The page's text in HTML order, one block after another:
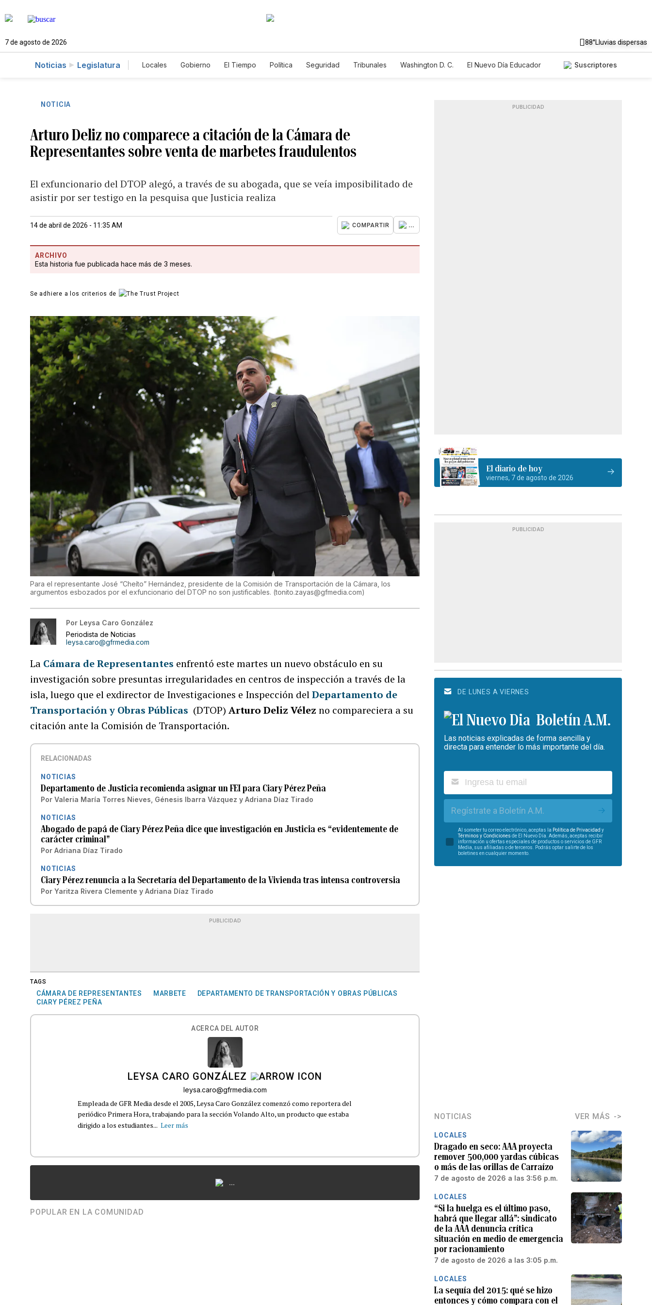
7 de agosto de 2026 88°Lluvias dispersas
Noticias Legislatura Locales Gobierno El Tiempo Política Seguridad Tribunales Washington D. C.
El Nuevo Día Educador
Suscriptores
NOTICIA
Arturo Deliz no comparece a citación de la Cámara de
Representantes sobre venta de marbetes fraudulentos
El exfuncionario del DTOP alegó, a través de su abogada, que se veía imposibilitado de
asistir por ser testigo en la pesquisa que Justicia realiza
14 de abril de 2026 - 11:35 AM COMPARTIR ...
ARCHIVO
Esta historia fue publicada hace más de 3 meses.
Se adhiere a los criterios de
Para el representante José “Cheíto” Hernández, presidente de la Comisión de Transportación de la Cámara, los
argumentos esbozados por el exfuncionario del DTOP no son justificables. (tonito.zayas@gfmedia.com)
Por Leysa Caro González
Periodista de Noticias
leysa.caro@gfrmedia.com
La Cámara de Representantes enfrentó este martes un nuevo obstáculo en su
investigación sobre pre­sun­tas irregu­la­ri­da­des en cen­tros de ins­pec­ción a través de la
isla, luego que el exdirector de Investigaciones e Inspección delDepartamento de
Transportación y Obras Públicas (DTOP)Arturo Deliz Vélez no compareciera a su
citación ante la Comisión de Transportación.
RELACIONADAS
NOTICIAS
Departamento de Justicia recomienda asignar un FEI para Ciary Pérez Peña
Por Valeria María Torres Nieves Génesis Ibarra Vázquez yAdriana Díaz Tirado
NOTICIAS
Abogado de papá de Ciary Pérez Peña dice que investigación en Justicia es “evidentemente de
carácter criminal”
Por Adriana Díaz Tirado
NOTICIAS
Ciary Pérez renuncia a la Secretaría del Departamento de la Vivienda tras intensa controversia
Por Yaritza Rivera Clemente yAdriana Díaz Tirado
PUBLICIDAD
TAGS
CÁMARA DE REPRESENTANTES MARBETE
DEPARTAMENTO DE TRANSPORTACIÓN Y OBRAS PÚBLICAS
CIARY PÉREZ PEÑA
ACERCA DEL AUTOR
LEYSA CARO GONZÁLEZ
leysa.caro@gfrmedia.com
Empleada de GFR Media desde el 2005, Leysa Caro González comenzó como reportera del
periódico Primera Hora, trabajando para la sección Volando Alto, un producto que estaba
dirigido a los estudiantes... Leer más
...
POPULAR EN LA COMUNIDAD
PUBLICIDAD
El diario de hoy
viernes, 7 de agosto de 2026
PUBLICIDAD
DE LUNES A VIERNES
Boletín A.M.
Las noticias explicadas de forma sencilla y
directa para entender lo más importante del día.
Regístrate a Boletín A.M.
Al someter tu correo electrónico, aceptas la Política de Privacidad y
Términos y Condiciones de El Nuevo Día. Además, aceptas recibir
información u ofertas especiales de productos o servicios de GFR
Media, sus afiliadas o de terceros. Podrás optar salirte de los
boletines en cualquier momento.
NOTICIAS VER MÁS
LOCALES
Dragado en seco: AAA proyecta
remover 500,000 yardas cúbicas
o más de las orillas de Carraízo
7 de agosto de 2026 a las 3:56 p.m.
LOCALES
“Si la huelga es el último paso,
habrá que llegar allá”: sindicato
de la AAA denuncia crítica
situación en medio de emergencia
por racionamiento
7 de agosto de 2026 a las 3:05 p.m.
LOCALES
La sequía del 2015: qué se hizo
entonces y cómo compara con el